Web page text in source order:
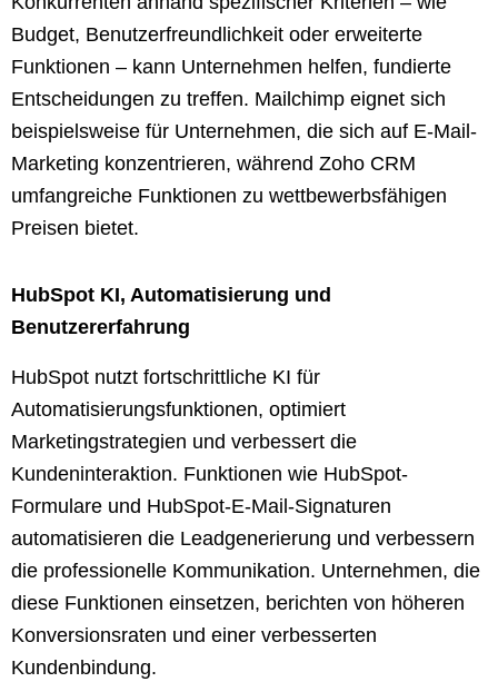
Budget, Benutzerfreundlichkeit oder erweiterte
Funktionen – kann Unternehmen helfen, fundierte
Entscheidungen zu treffen. Mailchimp eignet sich
beispielsweise für Unternehmen, die sich auf E-Mail-
Marketing konzentrieren, während Zoho CRM
umfangreiche Funktionen zu wettbewerbsfähigen
Preisen bietet.
HubSpot KI, Automatisierung und
Benutzererfahrung
HubSpot nutzt fortschrittliche KI für
Automatisierungsfunktionen, optimiert
Marketingstrategien und verbessert die
Kundeninteraktion. Funktionen wie HubSpot-
Formulare und HubSpot-E-Mail-Signaturen
automatisieren die Leadgenerierung und verbessern
die professionelle Kommunikation. Unternehmen, die
diese Funktionen einsetzen, berichten von höheren
Konversionsraten und einer verbesserten
Kundenbindung.